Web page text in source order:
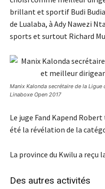
brillant et sportif Budi
de Lualaba, à Ady Nawezi
sports et surtout Richard
Manix Kalonda secrétaire de la
Linaboxe Open 2017
Le juge Fand Kapend
été la révélation de la
La province du Kwilu a reçu
Des autres activités